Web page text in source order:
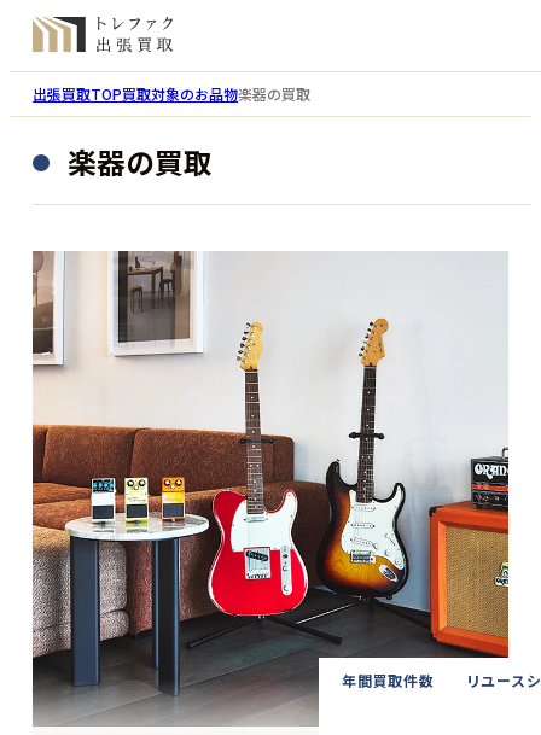
出張買取TOP買取対象のお品物楽器の買取
楽器の買取
年間買取件数 リユース